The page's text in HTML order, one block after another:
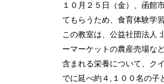
１０月２５日（金）、函館
てもらうため、食育体験学
この教室は、公益社団法人
ーマーケットの農産売場な
含まれる栄養について、ク
でに延べ約４ , １００名の子